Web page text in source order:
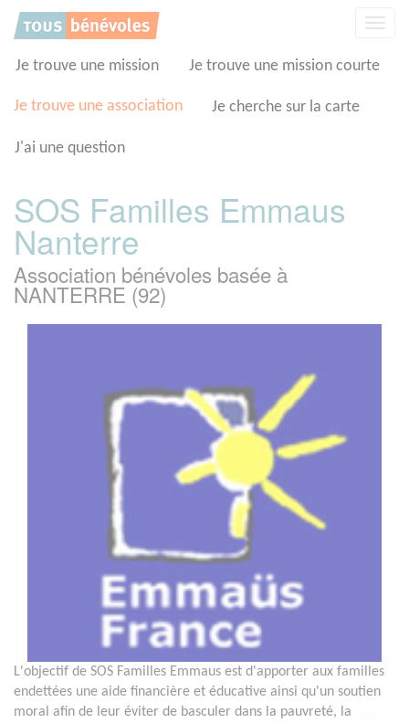
Je trouve une mission Je trouve une mission courte
Je trouve une association Je cherche sur la carte
J'ai une question
SOS Familles Emmaus
Nanterre
Association bénévoles basée à
NANTERRE (92)
L'objectif de SOS Familles Emmaus est d'apporter aux familles
endettées une aide financière et éducative ainsi qu'un soutien
moral afin de leur éviter de basculer dans la pauvreté, la
Panneau de gestion des cookies